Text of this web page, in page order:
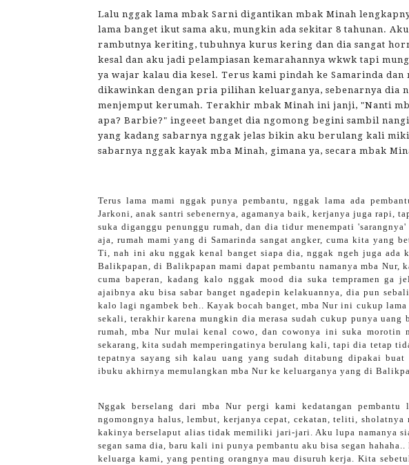
Lalu nggak lama mbak Sarni digantikan mbak Minah
lama banget ikut sama aku, mungkin ada sekitar 8 tahunan.
rambutnya keriting, tubuhnya kurus kering dan dia sangat
kesal dan aku jadi pelampiasan kemarahannya wkwk tapi
ya wajar kalau dia kesel. Terus kami pindah ke Samarinda
dikawinkan dengan pria pilihan keluarganya, sebenarnya dia
menjemput kerumah. Terakhir mbak Minah ini janji, "Nanti
apa? Barbie?" ingeeet banget dia ngomong begini sambil
yang kadang sabarnya nggak jelas bikin aku berulang kali
sabarnya nggak kayak mba Minah, gimana ya, secara mbak
Terus lama mami nggak punya pembantu, nggak lama ada
Jarkoni, anak santri sebenernya, agamanya baik, kerjanya juga rapi,
suka diganggu penunggu rumah, dan dia tidur menempati
aja, rumah mami yang di Samarinda sangat angker, cuma kita yang
Ti, nah ini aku nggak kenal banget siapa dia, nggak ngeh juga ada
Balikpapan, di Balikpapan mami dapat pembantu namanya mba Nur,
cuma baperan, kadang kalo nggak mood dia suka tempramen ga
ajaibnya aku bisa sabar banget ngadepin kelakuannya, dia pun
kalo lagi ngambek beh.. Kayak bocah banget, mba Nur ini cukup
sekali, terakhir karena mungkin dia merasa sudah cukup punya
rumah, mba Nur mulai kenal cowo, dan cowonya ini suka morotin
sekarang, kita sudah memperingatinya berulang kali, tapi dia tetap
tepatnya sayang sih kalau uang yang sudah ditabung dipakai
ibuku akhirnya memulangkan mba Nur ke keluarganya yang di
Nggak berselang dari mba Nur pergi kami kedatangan pembantu
ngomongnya halus, lembut, kerjanya cepat, cekatan, teliti,
kakinya berselaput alias tidak memiliki jari-jari. Aku lupa namanya
segan sama dia, baru kali ini punya pembantu aku bisa segan
keluarga kami, yang penting orangnya mau disuruh kerja. Kita